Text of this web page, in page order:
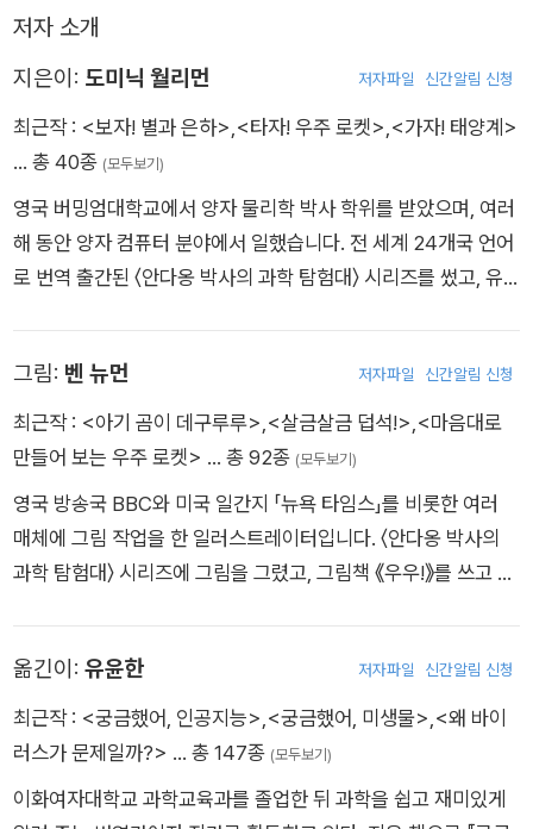
초 정보를 명쾌하게 전달하는 이 책은 어린이들에게는 우주와 친
해지는 계기가, 부모에게는 어린이에게 우주에 대해 쉽게 설명해
줄 수 있는 좋은 지침서가 되어 줄 것이다.
저자 소개
지은이: 도미닉 월리먼 저자파일 신간알림 신청
최근작 : <보자! 별과 은하> <타자! 우주 로켓> <가자! 태양계>
… 총 40종 (모두보기)
영국 버밍엄대학교에서 양자 물리학 박사 학위를 받았으며, 여러
해 동안 양자 컴퓨터 분야에서 일했습니다. 전 세계 24개국 언어
로 번역 출간된 〈안다옹 박사의 과학 탐험대〉 시리즈를 썼고, 유
그림: 벤 뉴먼 저자파일 신간알림 신청
최근작 : <아기 곰이 데구루루> <살금살금 덥석!> <마음대로
만들어 보는 우주 로켓> … 총 92종 (모두보기)
영국 방송국 BBC와 미국 일간지 「뉴욕 타임스」를 비롯한 여러
매체에 그림 작업을 한 일러스트레이터입니다. 〈안다옹 박사의
과학 탐험대〉 시리즈에 그림을 그렸고, 그림책 《우우!》를 쓰고 그
옮긴이: 유윤한 저자파일 신간알림 신청
최근작 : <궁금했어, 인공지능> <궁금했어, 미생물> <왜 바이
러스가 문제일까?> … 총 147종 (모두보기)
이화여자대학교 과학교육과를 졸업한 뒤 과학을 쉽고 재미있게